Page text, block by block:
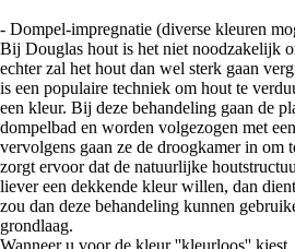
- Dompel-impregnatie (diverse kleuren
Bij Douglas hout is het niet noodzakelijk
echter zal het hout dan wel sterk gaan
is een populaire techniek om hout te
een kleur. Bij deze behandeling gaan de
dompelbad en worden volgezogen met
vervolgens gaan ze de droogkamer in om
zorgt ervoor dat de natuurlijke
liever een dekkende kleur willen, dan
zou dan deze behandeling kunnen
grondlaag.
Wanneer u voor de kleur ''kleurloos''